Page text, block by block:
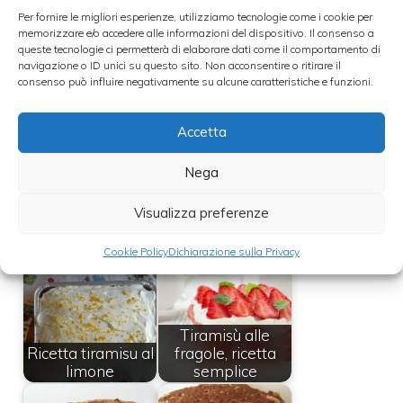
Per fornire le migliori esperienze, utilizziamo tecnologie come i cookie per
memorizzare e/o accedere alle informazioni del dispositivo. Il consenso a
queste tecnologie ci permetterà di elaborare dati come il comportamento di
navigazione o ID unici su questo sito. Non acconsentire o ritirare il
consenso può influire negativamente su alcune caratteristiche e funzioni.
Accetta
Nega
Visualizza preferenze
Cookie PolicyDichiarazione sulla Privacy
Ricetta tiramisu al
limone
Tiramisù alle
fragole, ricetta
semplice